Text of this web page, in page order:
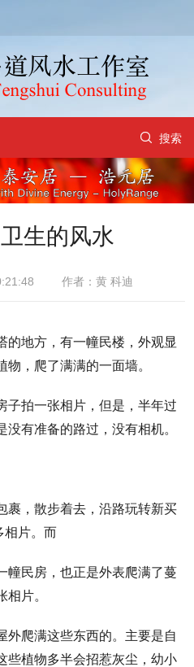
 搜索
生的风水
作者：黄 科迪
的地方，有一幢民楼，外观显
，爬了满满的一面墙。
子拍一张相片，但是，半年过
有准备的路过，没有相机。
裹，散步着去，沿路玩转新买
相片。而
幢民房，也正是外表爬满了蔓
片。
外爬满这些东西的。主要是自
些植物多半会招惹灰尘，幼小